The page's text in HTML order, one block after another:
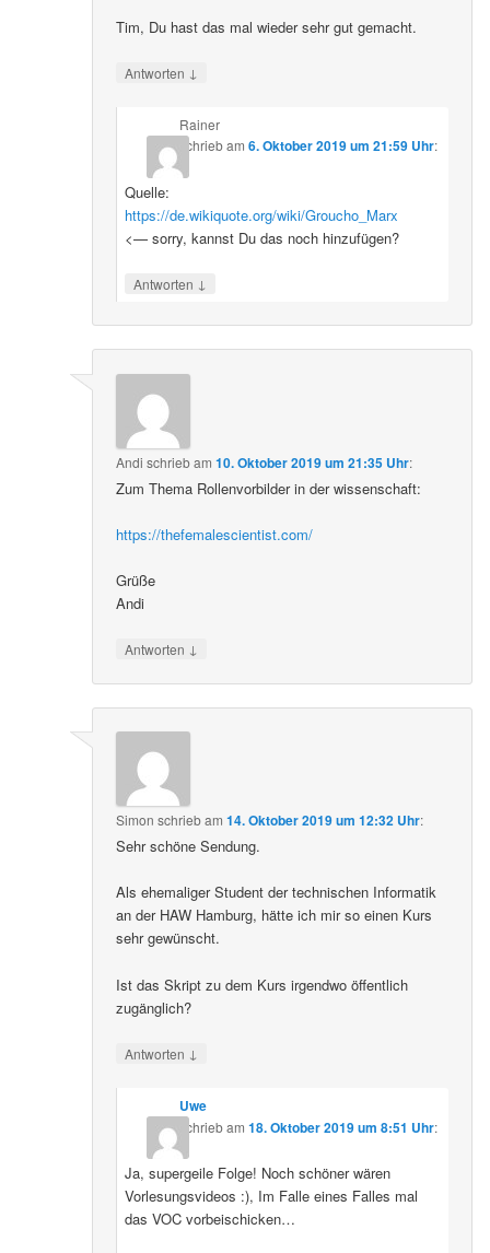
Tim, Du hast das mal wieder sehr gut gemacht.
Antworten ↓
Rainer
schriebam 6. Oktober 2019 um 21:59 Uhr:
Quelle:
https://de.wikiquote.org/wiki/Groucho_Marx
<— sorry, kannst Du das noch hinzufügen?
Antworten ↓
Andi schriebam10. Oktober 2019 um 21:35 Uhr:
Zum Thema Rollenvorbilder in der wissenschaft:
https://thefemalescientist.com/
Grüße
Andi
Antworten ↓
Simon schriebam14. Oktober 2019 um 12:32 Uhr:
Sehr schöne Sendung.
Als ehemaliger Student der technischen Informatik
an der HAW Hamburg, hätte ich mir so einen Kurs
sehr gewünscht.
Ist das Skript zu dem Kurs irgendwo öffentlich
zugänglich?
Antworten ↓
Uwe
schriebam 18. Oktober 2019 um 8:51 Uhr:
Ja, supergeile Folge! Noch schöner wären
Vorlesungsvideos :), Im Falle eines Falles mal
das VOC vorbeischicken…